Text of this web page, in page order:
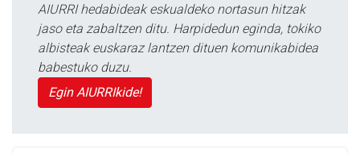
AIURRI hedabideak eskualdeko nortasun hitzak
jaso eta zabaltzen ditu. Harpidedun eginda, tokiko
albisteak euskaraz lantzen dituen komunikabidea
babestuko duzu.
Egin AIURRIkide!